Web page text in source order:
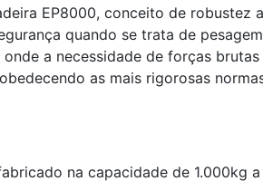
EP8000, conceito de robustez
quando se trata de
a necessidade de forças
as mais rigorosas
na capacidade de 1.000kg